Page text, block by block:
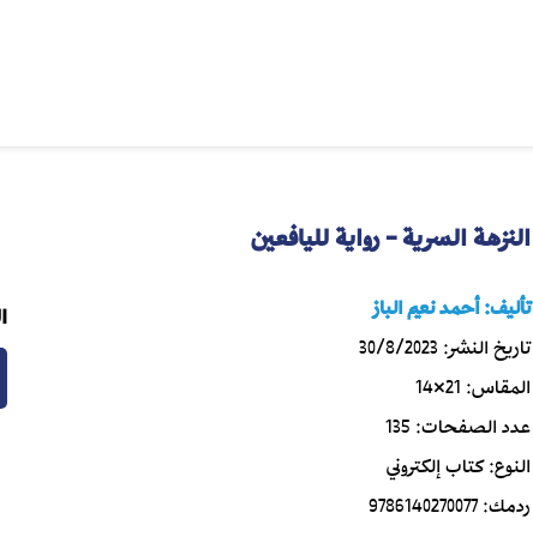
النزهة السرية - رواية لليافعين
تأليف:أحمد نعيم الباز
تاريخ النشر:30/8/2023
المقاس:21×14
عدد الصفحات:135
النوع:كتاب إلكتروني
ردمك:9786140270077